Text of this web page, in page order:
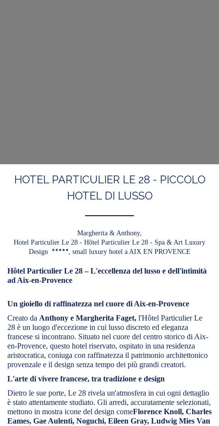
HOTEL PARTICULIER LE 28 - PICCOLO
HOTEL DI LUSSO
Margherita & Anthony,
Hotel Particulier Le 28 - Hôtel Particulier Le 28 - Spa & Art Luxury
Design
, small luxury hotel a AIX EN PROVENCE
Hôtel Particulier Le 28 – L'eccellenza del lusso e dell'intimità
ad Aix-en-Provence
Un gioiello di raffinatezza nel cuore di Aix-en-Provence
Creato da Anthony e Margherita Faget, l'Hôtel Particulier Le
28 è un luogo d'eccezione in cui lusso discreto ed eleganza
francese si incontrano. Situato nel cuore del centro storico di Aix-
en-Provence, questo hotel riservato, ospitato in una residenza
aristocratica, coniuga con raffinatezza il patrimonio architettonico
provenzale e il design senza tempo dei più grandi creatori.
L'arte di vivere francese, tra tradizione e design
Dietro le sue porte, Le 28 rivela un'atmosfera in cui ogni dettaglio
è stato attentamente studiato. Gli arredi, accuratamente selezionati,
mettono in mostra icone del design comeFlorence Knoll, Charles
Eames, Gae Aulenti, Noguchi, Eileen Gray, Ludwig Mies Van